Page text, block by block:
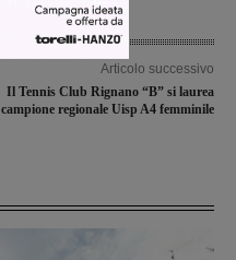
Articolo successivo
Il Tennis Club Rignano “B” si laurea
campione regionale Uisp A4 femminile